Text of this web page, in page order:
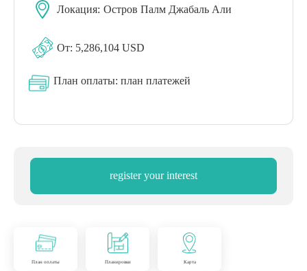
Локация: Остров Палм Джабаль Али
От: 5,286,104 USD
План оплаты: план платежей
register your interest
План оплаты Планировки Карта